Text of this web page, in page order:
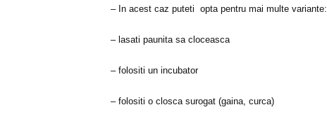
– In acest caz puteti opta pentru mai multe variante:
– lasati paunita sa cloceasca
– folositi un incubator
– folositi o closca surogat (gaina, curca)